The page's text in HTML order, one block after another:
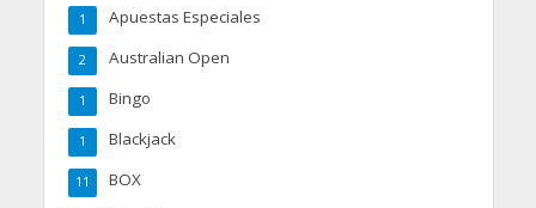
Apuestas Especiales
1
Australian Open
2
Bingo
1
Blackjack
1
BOX
11